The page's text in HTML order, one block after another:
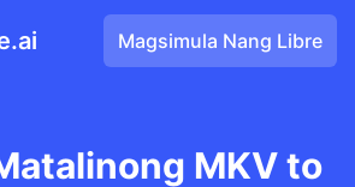
Magsimula Nang Libre
MKV to